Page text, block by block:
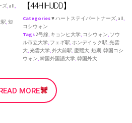
ズ,all,
,短
【44HIHUDD】
Categories♥ ハートステイパートナーズ,all,
コシウォン
Tags2号線, キョンヒ大学, コシウォン, ソウ
ル市立大学, フェギ駅,ホンデイック駅,光雲
大,光雲大学,外大前駅, 慶熙大,短期,韓国コシ
ウォン,韓国外国語大学,韓国外大
MORE